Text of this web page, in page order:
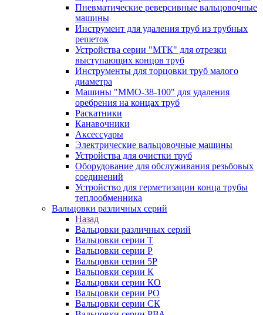
Пневматические реверсивные вальцовочные
машины
Инструмент для удаления труб из трубных
решеток
Устройства серии "МТК" для отрезки
выступающих концов труб
Инструменты для торцовки труб малого
диаметра
Машины "ММО-38-100" для удаления
оребрения на концах труб
Раскатники
Канавочники
Аксессуары
Электрические вальцовочные машины
Устройства для очистки труб
Оборудование для обслуживания резьбовых
соединений
Устройство для герметизации конца трубы
теплообменника
Вальцовки различных серий
Назад
Вальцовки различных серий
Вальцовки серии Т
Вальцовки серии Р
Вальцовки серии 5Р
Вальцовки серии К
Вальцовки серии КО
Вальцовки серии РО
Вальцовки серии СК